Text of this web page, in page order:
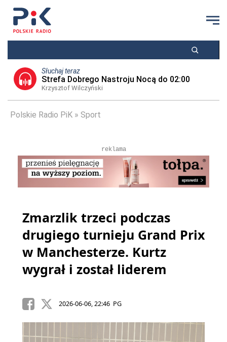
Słuchaj teraz
Strefa Dobrego Nastroju Nocą do 02:00
Krzysztof Wilczyński
Polskie Radio PiK Sport
reklama
Zmarzlik trzeci podczas
drugiego turnieju Grand Prix
w Manchesterze. Kurtz
wygrał i został liderem
2026-06-06, 22:46 PG